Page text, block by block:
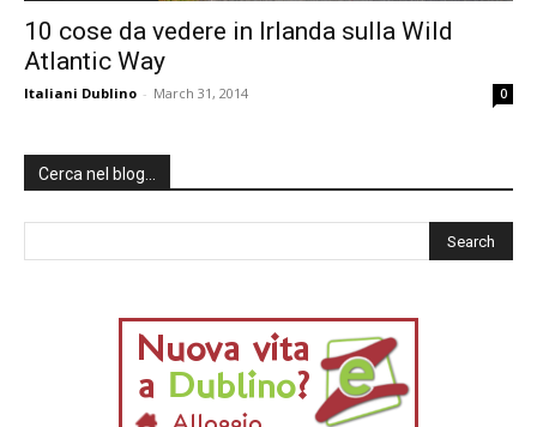
10 cose da vedere in Irlanda sulla Wild
Atlantic Way
Italiani Dublino - March 31, 2014 0
Cerca nel blog…